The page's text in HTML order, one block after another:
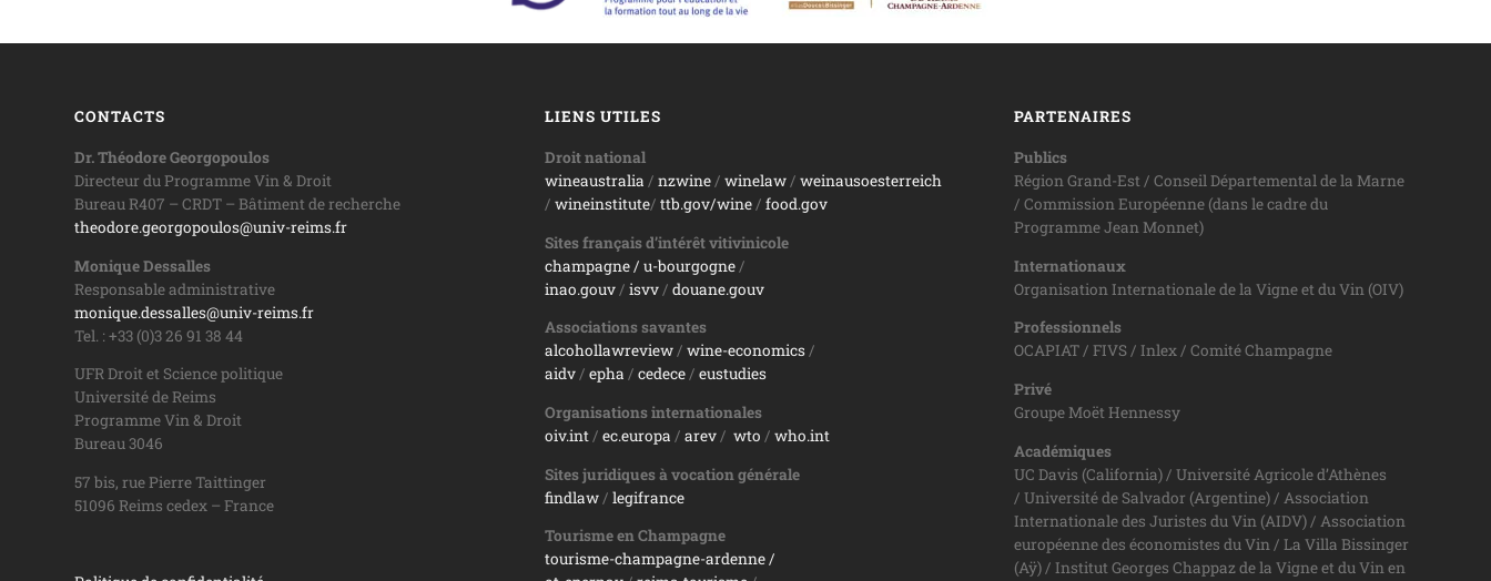
CONTACTS
Dr. Théodore Georgopoulos
Directeur du Programme Vin & Droit
Bureau R407 – CRDT – Bâtiment de recherche
theodore.georgopoulos@univ-reims.fr
Monique Dessalles
Responsable administrative
monique.dessalles@univ-reims.fr
Tel. : +33 (0)3 26 91 38 44
UFR Droit et Science politique
Université de Reims
Programme Vin & Droit
Bureau 3046
57 bis, rue Pierre Taittinger
51096 Reims cedex – France
LIENS UTILES
Droit national
wineaustralia / nzwine/ winelaw/ weinausoesterreich
/ wineinstitute/ ttb.gov/wine/ food.gov
Sites français d’intérêt vitivinicole
champagne/ u-bourgogne/
inao.gouv/ isvv/ douane.gouv
Associations savantes
alcohollawreview/ wine-economics/
aidv/ epha / cedece/ eustudies
Organisations internationales
oiv.int/ ec.europa / arev/ wto / who.int
Sites juridiques à vocation générale
findlaw/ legifrance
Tourisme en Champagne
tourisme-champagne-ardenne /
PARTENAIRES
Publics
Région Grand-Est / Conseil Départemental de la Marne
/ Commission Européenne (dans le cadre du
Programme Jean Monnet)
Internationaux
Organisation Internationale de la Vigne et du Vin (OIV)
Professionnels
OCAPIAT / FIVS / Inlex / Comité Champagne
Privé
Groupe Moët Hennessy
Académiques
UC Davis (California) / Université Agricole d’Athènes
/ Université de Salvador (Argentine) / Association
Internationale des Juristes du Vin (AIDV) / Association
européenne des économistes du Vin / La Villa Bissinger
(Aÿ) / Institut Georges Chappaz de la Vigne et du Vin en